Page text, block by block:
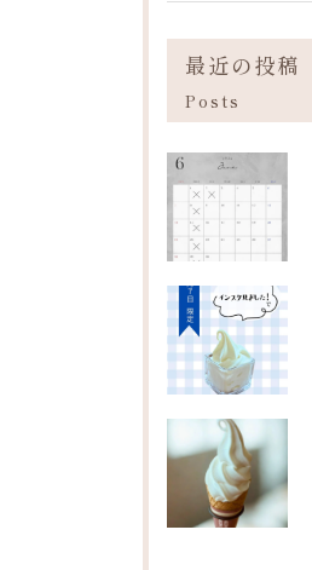
最近の投稿
Posts